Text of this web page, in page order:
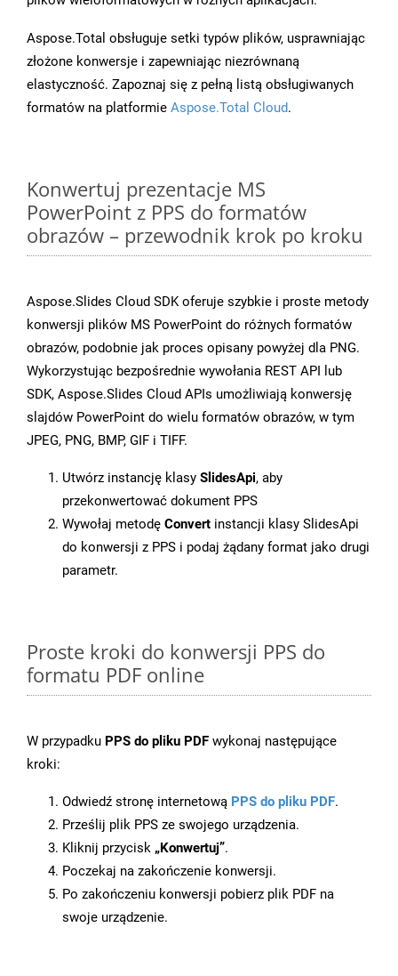
Aspose.Total obsługuje setki typów plików, usprawniając
złożone konwersje i zapewniając niezrównaną
elastyczność. Zapoznaj się z pełną listą obsługiwanych
formatów na platformie Aspose.Total Cloud.
Konwertuj prezentacje MS
PowerPoint z PPS do formatów
obrazów – przewodnik krok po kroku
Aspose.Slides Cloud SDK oferuje szybkie i proste metody
konwersji plików MS PowerPoint do różnych formatów
obrazów, podobnie jak proces opisany powyżej dla PNG.
Wykorzystując bezpośrednie wywołania REST API lub
SDK, Aspose.Slides Cloud APIs umożliwiają konwersję
slajdów PowerPoint do wielu formatów obrazów, w tym
JPEG, PNG, BMP, GIF i TIFF.
Utwórz instancję klasy SlidesApi, aby
przekonwertować dokument PPS
Wywołaj metodę Convert instancji klasy SlidesApi
do konwersji z PPS i podaj żądany format jako drugi
parametr.
Proste kroki do konwersji PPS do
formatu PDF online
W przypadku PPS do pliku PDF wykonaj następujące
kroki:
Odwiedź stronę internetową PPS do pliku PDF.
Prześlij plik PPS ze swojego urządzenia.
Kliknij przycisk „Konwertuj”.
Poczekaj na zakończenie konwersji.
Po zakończeniu konwersji pobierz plik PDF na
swoje urządzenie.